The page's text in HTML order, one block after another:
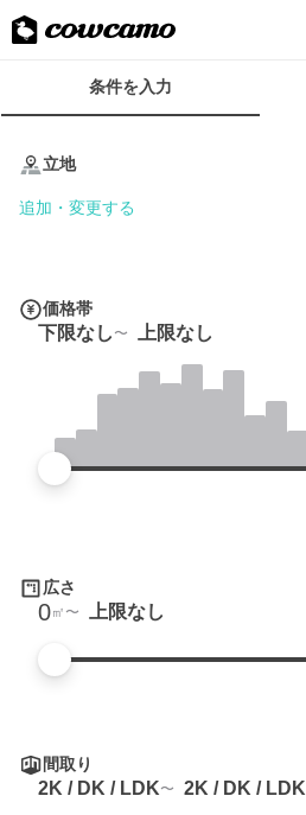
条
条件を入力
立地
追加・変更する
価格帯
下限なし 上限なし
広さ
0㎡ 上限なし
間取り
2K / DK / LDK 2K / DK / LDK